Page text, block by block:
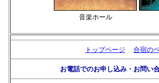
音楽ホール
トップページ 合宿の
お電話でのお申し込み・お問い